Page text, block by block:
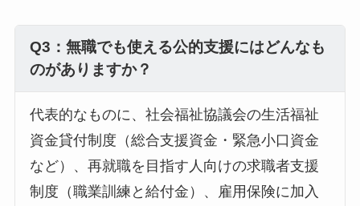
Q3：無職でも使える公的支援にはどんなも
のがありますか？
代表的なものに、社会福祉協議会の生活福祉
資金貸付制度（総合支援資金・緊急小口資金
など）、再就職を目指す人向けの求職者支援
制度（職業訓練と給付金）、雇用保険に加入